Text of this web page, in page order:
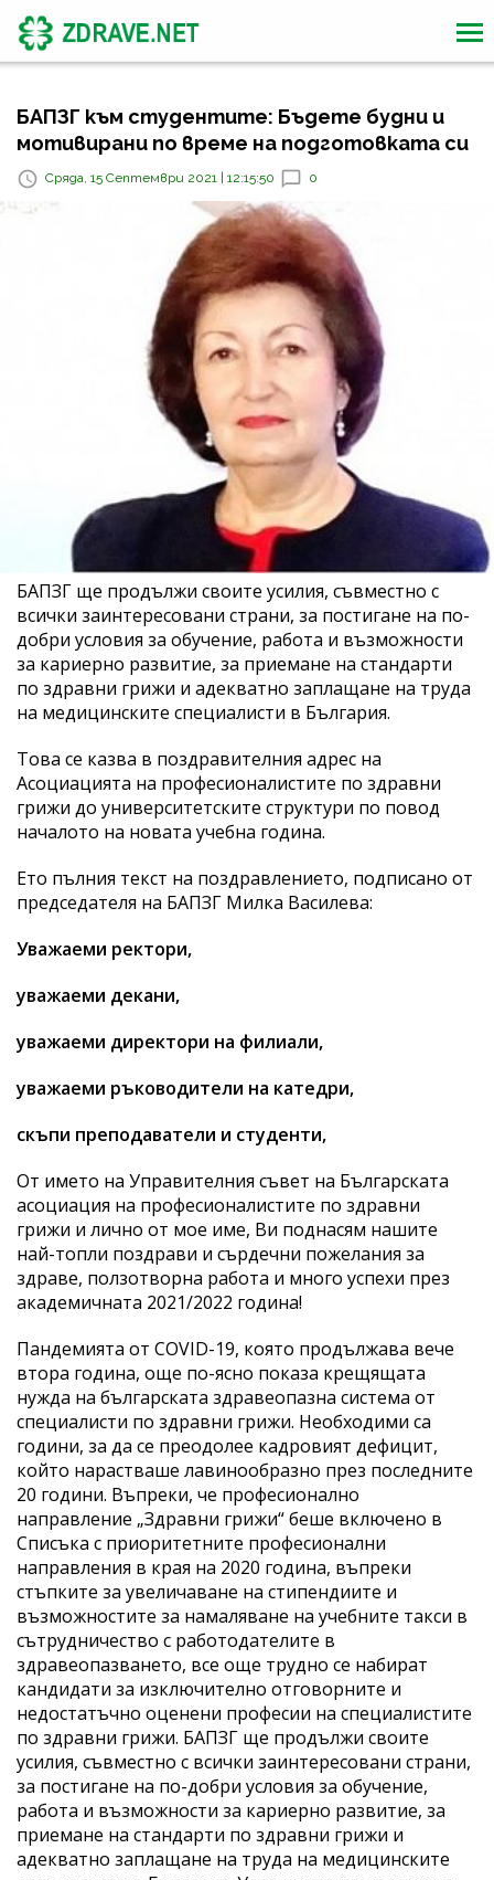
БАПЗГ към студентите: Бъдете будни и
мотивирани по време на подготовката си
Сряда, 15 Септември 2021 | 12:15:50 0
БАПЗГ ще продължи своите усилия, съвместно с
всички заинтересовани страни, за постигане на по-
добри условия за обучение, работа и възможности
за кариерно развитие, за приемане на стандарти
по здравни грижи и адекватно заплащане на труда
на медицинските специалисти в България.
Това се казва в поздравителния адрес на
Асоциацията на професионалистите по здравни
грижи до университетските структури по повод
началото на новата учебна година.
Ето пълния текст на поздравлението, подписано от
председателя на БАПЗГ Милка Василева:
Уважаеми ректори,
уважаеми декани,
уважаеми директори на филиали,
уважаеми ръководители на катедри,
скъпи преподаватели и студенти,
От името на Управителния съвет на Българската
асоциация на професионалистите по здравни
грижи и лично от мое име, Ви поднасям нашите
най-топли поздрави и сърдечни пожелания за
здраве, ползотворна работа и много успехи през
академичната 2021/2022 година!
Пандемията от COVID-19, която продължава вече
втора година, още по-ясно показа крещящата
нужда на българската здравеопазна система от
специалисти по здравни грижи. Необходими са
години, за да се преодолее кадровият дефицит,
който нарастваше лавинообразно през последните
20 години. Въпреки, че професионално
направление „Здравни грижи“ беше включено в
Списъка с приоритетните професионални
направления в края на 2020 година, въпреки
стъпките за увеличаване на стипендиите и
възможностите за намаляване на учебните такси в
сътрудничество с работодателите в
здравеопазването, все още трудно се набират
кандидати за изключително отговорните и
недостатъчно оценени професии на специалистите
по здравни грижи. БАПЗГ ще продължи своите
усилия, съвместно с всички заинтересовани страни,
за постигане на по-добри условия за обучение,
работа и възможности за кариерно развитие, за
приемане на стандарти по здравни грижи и
адекватно заплащане на труда на медицинските